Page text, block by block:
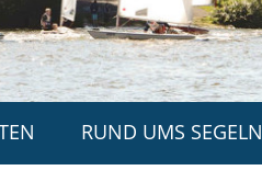
RUND UMS SEGELN